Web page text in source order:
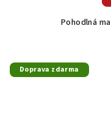
Pohodlná
Doprava zdarma